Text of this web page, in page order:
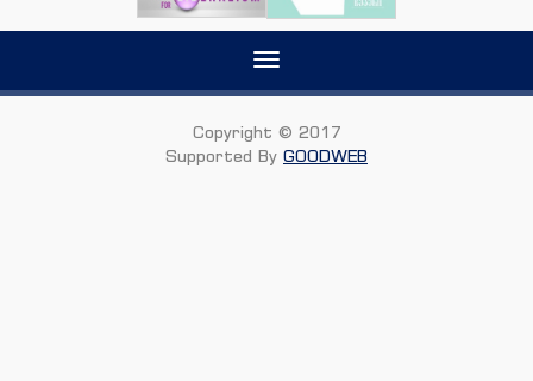
Toggle
Copyright © 2017
Supported By GOODWEB